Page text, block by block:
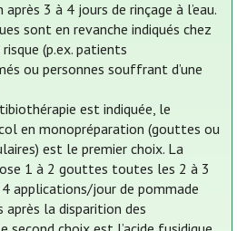
après 3 à 4 jours de rinçage à l’eau.
sont en revanche indiqués chez
(p.ex. patients
ou personnes souffrant d’une
est indiquée, le
en monopréparation (gouttes ou
est le premier choix. La
1 à 2 gouttes toutes les 2 à 3
applications/jour de pommade
après la disparition des